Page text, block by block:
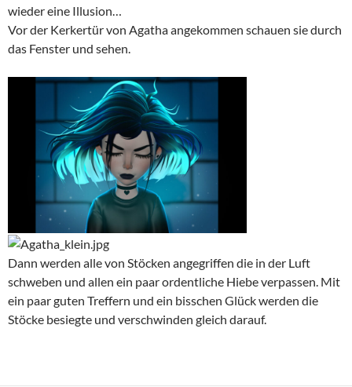
wieder eine Illusion…
Vor der Kerkertür von Agatha angekommen schauen sie durch
das Fenster und sehen.
Dann werden alle von Stöcken angegriffen die in der Luft
schweben und allen ein paar ordentliche Hiebe verpassen. Mit
ein paar guten Treffern und ein bisschen Glück werden die
Stöcke besiegte und verschwinden gleich darauf.